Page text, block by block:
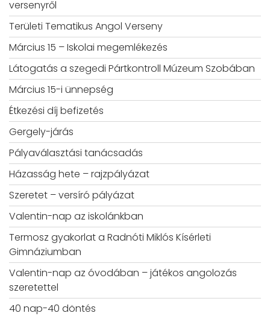
versenyről
Területi Tematikus Angol Verseny
Március 15 – Iskolai megemlékezés
Látogatás a szegedi Pártkontroll Múzeum Szobában
Március 15-i ünnepség
Étkezési díj befizetés
Gergely-járás
Pályaválasztási tanácsadás
Házasság hete – rajzpályázat
Szeretet – versíró pályázat
Valentin-nap az iskolánkban
Termosz gyakorlat a Radnóti Miklós Kísérleti
Gimnáziumban
Valentin-nap az óvodában – játékos angolozás
szeretettel
40 nap-40 döntés